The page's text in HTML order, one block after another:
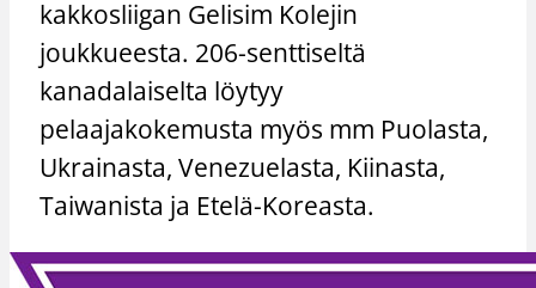
kakkosliigan Gelisim Kolejin
joukkueesta. 206-senttiseltä
kanadalaiselta löytyy
pelaajakokemusta myös mm Puolasta,
Ukrainasta, Venezuelasta, Kiinasta,
Taiwanista ja Etelä-Koreasta.